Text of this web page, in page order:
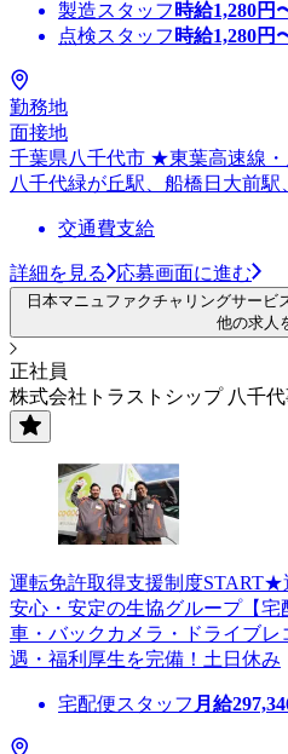
製造スタッフ 時給1,280円
点検スタッフ 時給1,280円
勤務地
面接地
千葉県八千代市 ★東葉高速線
八千代緑が丘駅、船橋日大前駅
交通費支給
詳細を見る 応募画面に進む
日本マニュファクチャリングサービ
他の求人
正社員
株式会社トラストシップ 八千
運転免許取得支援制度START★
安心・安定の生協グループ【
車・バックカメラ・ドライブ
遇・福利厚生を完備！土日休み
宅配便スタッフ 月給